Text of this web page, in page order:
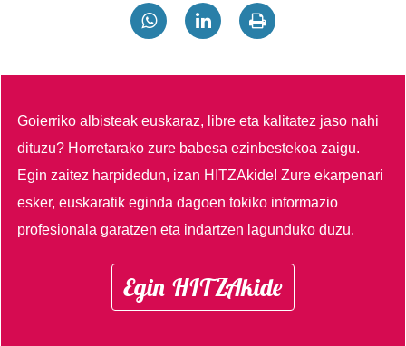
Goierriko albisteak euskaraz, libre eta kalitatez jaso nahi
dituzu? Horretarako zure babesa ezinbestekoa zaigu.
Egin zaitez harpidedun, izan HITZAkide!Zure ekarpenari
esker, euskaratik eginda dagoen tokiko informazio
profesionala garatzen eta indartzen lagunduko duzu.
Egin HITZAkide